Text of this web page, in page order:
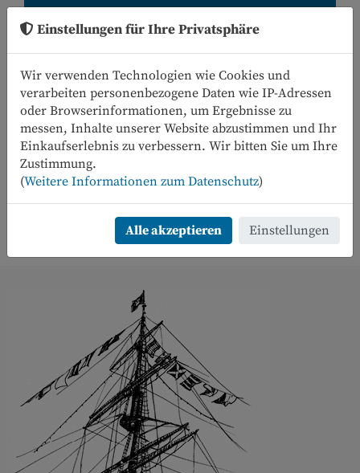
Einstellungen für Ihre Privatsphäre
Wir verwenden Technologien wie Cookies und
verarbeiten personenbezogene Daten wie IP-Adressen
oder Browserinformationen, um Ergebnisse zu
messen, Inhalte unserer Website abzustimmen und Ihr
Einkaufserlebnis zu verbessern. Wir bitten Sie um Ihre
Zustimmung.
(Weitere Informationen zum Datenschutz)
Alle akzeptieren Einstellungen
0
Menü